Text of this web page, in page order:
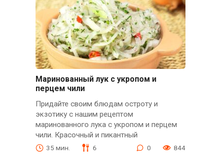
Маринованный лук с укропом и
перцем чили
Придайте своим блюдам остроту и
экзотику с нашим рецептом
маринованного лука с укропом и перцем
чили. Красочный и пикантный
35 мин. 6 0 844